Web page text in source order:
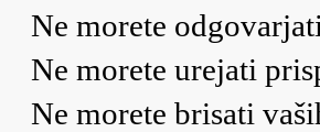
Ne morete
Ne morete urejati
Ne morete brisati